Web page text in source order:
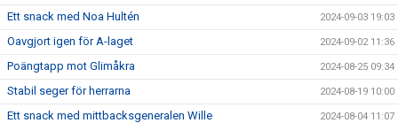
Ett snack med Noa Hultén 2024-09-03 19:03
Oavgjort igen för A-laget 2024-09-02 11:36
Poängtapp mot Glimåkra 2024-08-25 09:34
Stabil seger för herrarna 2024-08-19 10:00
Ett snack med mittbacksgeneralen Wille 2024-08-04 11:07